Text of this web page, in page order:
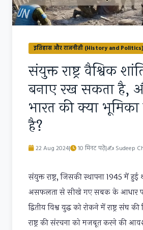
इतिहास और राजनीती (History and Politics)
संयुक्त राष्ट्र वैश्विक
बनाए रख सकता है,
भारत की क्या
है?
22 Aug 2024| 10 मिनट पढ़ें|✍ Sudeep
संयुक्त राष्ट्र, जिसकी स्थापना 1945 में हुई
असफलता से सीखे गए सबक के आधार पर
द्वितीय विश्व युद्ध को रोकने में राष्ट्र संघ
राष्ट्र की संरचना को मजबूत करने की